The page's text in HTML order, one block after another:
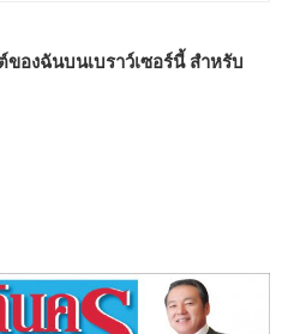
องฉันบนเบราว์เซอร์นี้ สำหรับ